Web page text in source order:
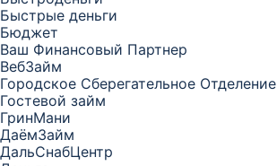
Быстрые деньги
Бюджет
Ваш Финансовый Партнер
ВебЗайм
Городское Сберегательное Отделение
Гостевой займ
ГринМани
ДаёмЗайм
ДальСнабЦентр